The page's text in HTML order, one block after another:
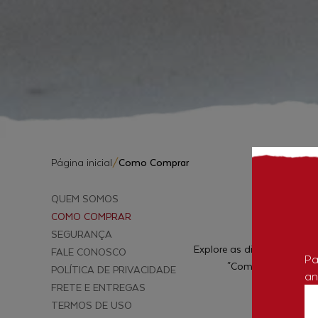
Página inicial/Como Comprar
QUEM SOMOS
COMO COMPRAR
SEGURANÇA
FALE CONOSCO
POLÍTICA DE PRIVACIDADE
FRETE E ENTREGAS
TERMOS DE USO
Explore as diversas
"Comprar" ou